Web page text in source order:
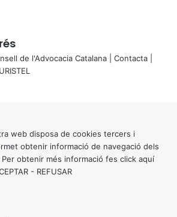
de l'Advocacia Catalana | Contacta
web disposa de cookies tercers i
obtenir informació de navegació dels
obtenir més informació fes click aquí
- REFUSAR